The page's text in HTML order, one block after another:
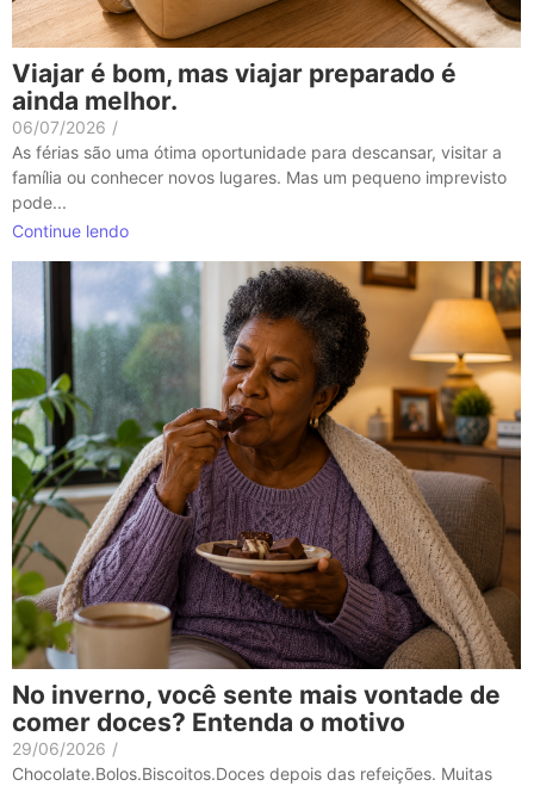
Viajar é bom, mas viajar preparado é
ainda melhor.
06/07/2026 /
As férias são uma ótima oportunidade para descansar, visitar a
família ou conhecer novos lugares. Mas um pequeno imprevisto
pode...
Continue lendo
No inverno, você sente mais vontade de
comer doces? Entenda o motivo
29/06/2026 /
Chocolate.Bolos.Biscoitos.Doces depois das refeições. Muitas